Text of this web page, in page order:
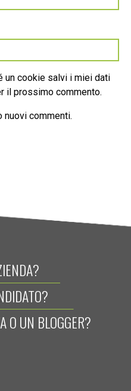
un cookie salvi i miei dati
il prossimo commento.
nuovi commenti.
O UN BLOGGER?